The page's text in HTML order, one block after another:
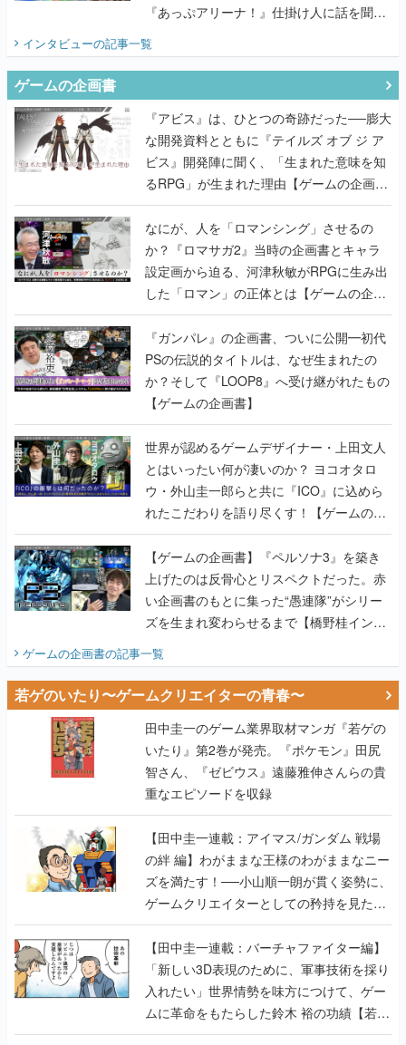
『あっぷアリーナ！』仕掛け人に話を聞い
てみた
インタビューの記事一覧
ゲームの企画書
『アビス』は、ひとつの奇跡だった──膨大
な開発資料とともに『テイルズ オブ ジ ア
ビス』開発陣に聞く、「生まれた意味を知
るRPG」が生まれた理由【ゲームの企画
書】
なにが、人を「ロマンシング」させるの
か？『ロマサガ2』当時の企画書とキャラ
設定画から迫る、河津秋敏がRPGに生み出
した「ロマン」の正体とは【ゲームの企画
書】
『ガンパレ』の企画書、ついに公開━初代
PSの伝説的タイトルは、なぜ生まれたの
か？そして『LOOP8』へ受け継がれたもの
【ゲームの企画書】
世界が認めるゲームデザイナー・上田文人
とはいったい何が凄いのか？ ヨコオタロ
ウ・外山圭一郎らと共に『ICO』に込めら
れたこだわりを語り尽くす！【ゲームの企
画書】
【ゲームの企画書】『ペルソナ3』を築き
上げたのは反骨心とリスペクトだった。赤
い企画書のもとに集った“愚連隊”がシリー
ズを生まれ変わらせるまで【橋野桂インタ
ビュー】
ゲームの企画書の記事一覧
若ゲのいたり〜ゲームクリエイターの青春〜
田中圭一のゲーム業界取材マンガ『若ゲの
いたり』第2巻が発売。『ポケモン』田尻
智さん、『ゼビウス』遠藤雅伸さんらの貴
重なエピソードを収録
【田中圭一連載：アイマス/ガンダム 戦場
の絆 編】わがままな王様のわがままなニー
ズを満たす！──小山順一朗が貫く姿勢に、
ゲームクリエイターとしての矜持を見た
【若ゲのいたり最終回】
【田中圭一連載：バーチャファイター編】
「新しい3D表現のために、軍事技術を採り
入れたい」世界情勢を味方につけて、ゲー
ムに革命をもたらした鈴木 裕の功績【若ゲ
のいたり】